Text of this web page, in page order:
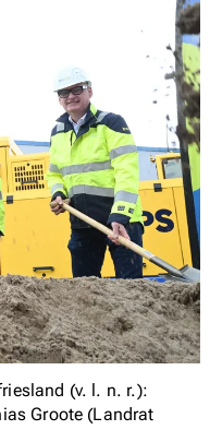
(v. l. n. r.):
Groote (Landrat